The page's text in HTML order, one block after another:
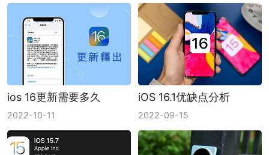
ios 16更新需要多久
2022-10-11
iOS 16.1优缺点分析
2022-09-15